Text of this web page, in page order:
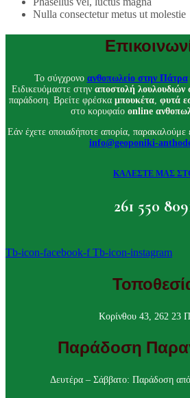
Nulla consectetur metus ut molestie
Το σύγχρονο ανθοπωλείο στην Πάτρα
Ειδικευόμαστε στην αποστολή
παράδοση. Βρείτε φρέσκα μπουκέτα φυτά
στο κορυφαίο online
Εάν έχετε οποιαδήποτε απορία, παρακαλούμε
info@geoponiki-
ΚΑΛΕΣΤΕ ΜΑΣ
261 550
Tb-icon-facebook-f Tb-icon-instagram
Κορίνθου 43, 262 23
Παράδοση
Δευτέρα – Σάββατο: Παράδοση